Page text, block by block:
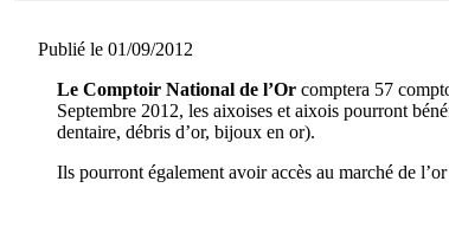
Publié le 01/09/2012
Le Comptoir National de l’Or comptera 57
Septembre 2012, les aixoises et aixois pourront
dentaire, débris d’or, bijoux en or).
Ils pourront également avoir accès au marché de